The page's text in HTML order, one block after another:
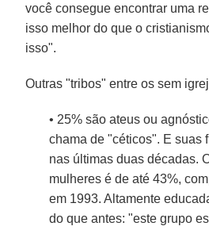
você consegue encontrar uma
isso melhor do que o
isso".
Outras "tribos" entre os sem
• 25% são ateus ou
chama de "céticos". E suas
nas últimas duas décadas.
mulheres é de até 43%,
em 1993. Altamente
do que antes: "este grupo